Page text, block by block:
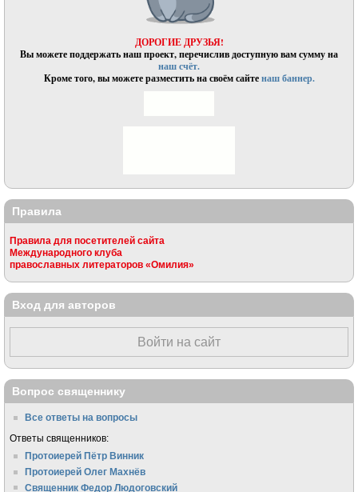
ДОРОГИЕ ДРУЗЬЯ!
Вы можете поддержать наш проект, перечислив доступную вам сумму на
наш счёт.
Кроме того, вы можете разместить на своём сайтенаш баннер.
Правила
Правила для посетителей сайта
Международного клуба
православных литераторов «Омилия»
Вход для авторов
Войти на сайт
Вопрос священнику
Все ответы на вопросы
Ответы священников:
Протоиерей Пётр Винник
Протоиерей Олег Махнёв
Священник Федор Людоговский